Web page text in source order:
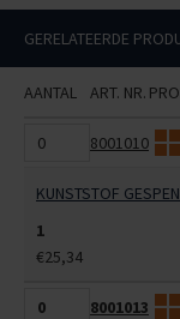
GERELATEERDE
AANTAL ART. NR.
8001010
KUNSTSTOF
1
€25,34
8001013